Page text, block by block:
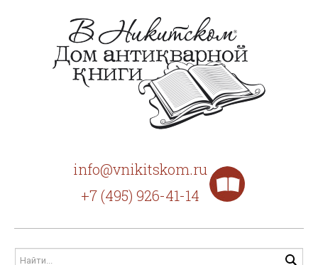
info@vnikitskom.ru
+7 (495) 926-41-14